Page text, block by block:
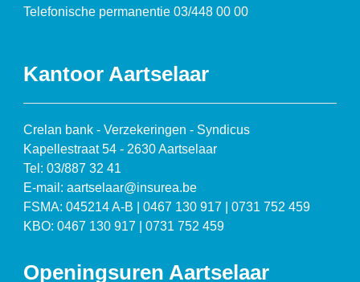
Telefonische permanentie 03/448 00 00
Kantoor Aartselaar
Crelan bank - Verzekeringen - Syndicus
Kapellestraat 54 - 2630 Aartselaar
Tel: 03/887 32 41
E-mail: aartselaar@insurea.be
FSMA: 045214 A-B | 0467 130 917 | 0731 752 459
KBO: 0467 130 917 | 0731 752 459
Openingsuren Aartselaar